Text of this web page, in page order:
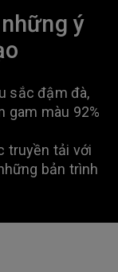
ý
sắc đậm đà,
gam màu 92%
truyền tải với
bản trình